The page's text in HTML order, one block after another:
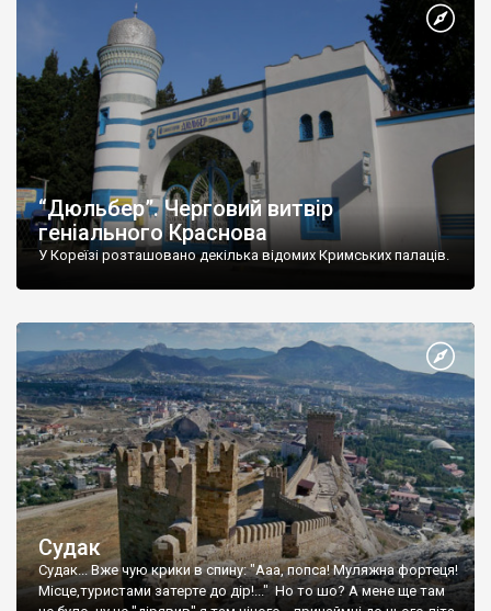
“Дюльбер”. Черговий витвір
геніального Краснова
У Кореїзі розташовано декілька відомих Кримських палаців.
Судак
Судак... Вже чую крики в спину: "Ааа, попса! Муляжна фортеця!
Місце,туристами затерте до дір!..." Но то шо? А мене ще там